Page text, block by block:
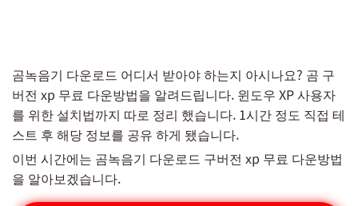
곰녹음기 다운로드 어디서 받아야 하는지 아시나요? 곰 구
버전 xp 무료 다운방법을 알려드립니다. 윈도우 XP 사용자
를 위한 설치법까지 따로 정리 했습니다. 1시간 정도 직접 테
스트 후 해당 정보를 공유 하게 됐습니다.
이번 시간에는 곰녹음기 다운로드 구버전 xp 무료 다운방법
을 알아보겠습니다.